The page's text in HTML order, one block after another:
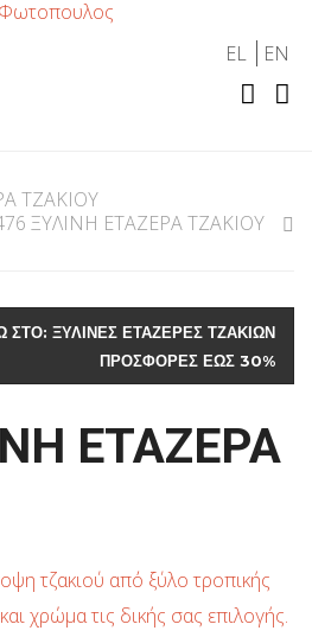
EL EN
ΤΖΑΚΙΟΥ
ΞΥΛΙΝΗ ΕΤΑΖΕΡΑ ΤΖΑΚΙΟΥ
ΣΤΟ: ΞΥΛΙΝΕΣ ΕΤΑΖΕΡΕΣ ΤΖΑΚΙΩΝ
ΠΡΟΣΦΟΡΕΣ ΕΩΣ 30%
ΕΤΑΖΕΡΑ